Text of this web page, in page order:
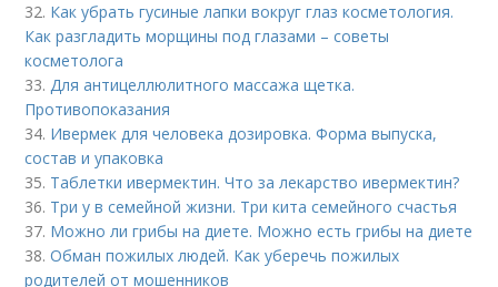
32. Как убрать гусиные лапки вокруг глаз косметология.
Как разгладить морщины под глазами – советы
косметолога
33.Для антицеллюлитного массажа щетка.
Противопоказания
34. Ивермек для человека дозировка. Форма выпуска,
состав и упаковка
35. Таблетки ивермектин. Что за лекарство ивермектин?
36. Три у в семейной жизни. Три кита семейного счастья
37. Можно ли грибы на диете. Можно есть грибы на диете
38.Обман пожилых людей. Как уберечь пожилых
родителей от мошенников